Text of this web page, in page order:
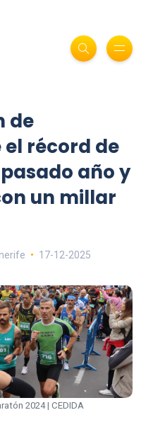
de
récord de
año y
un millar
17-12-2025
2024 | CEDIDA